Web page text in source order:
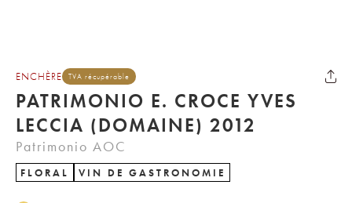
ENCHÈRE TVA récupérable
PATRIMONIO E. CROCE YVES
LECCIA (DOMAINE) 2012
Patrimonio AOC
FLORAL VIN DE GASTRONOMIE